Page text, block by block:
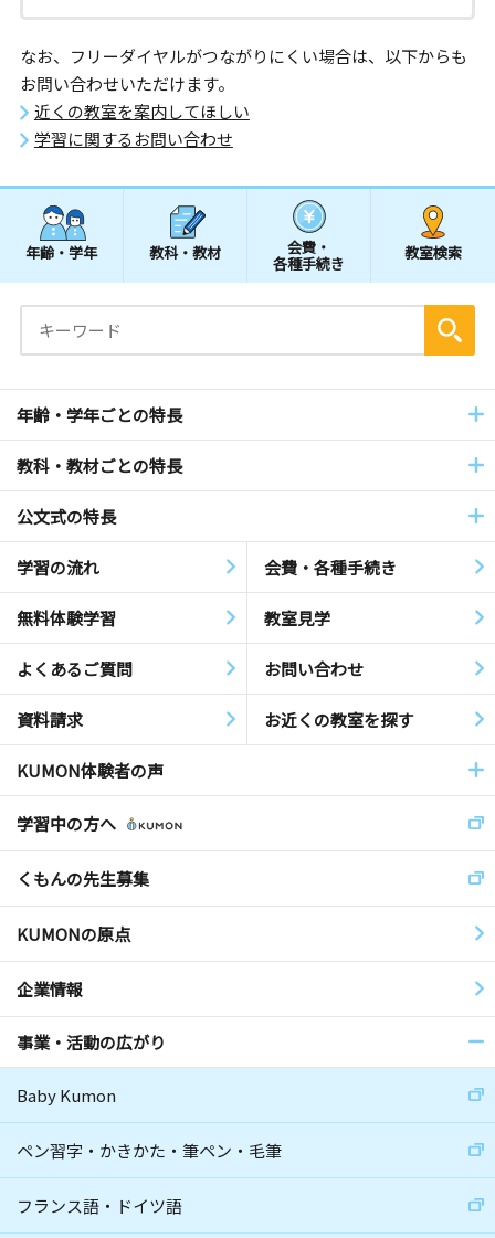
なお、フリーダイヤルがつながりにくい場合は、以下からも
お問い合わせいただけます。
近くの教室を案内してほしい
学習に関するお問い合わせ
年齢・学年 教科・教材 会費・
各種手続き
教室検索
年齢・学年ごとの特長
教科・教材ごとの特長
公文式の特長
学習の流れ 会費・各種手続き
無料体験学習 教室見学
よくあるご質問 お問い合わせ
資料請求 お近くの教室を探す
KUMON体験者の声
学習中の方へ
くもんの先生募集
KUMONの原点
企業情報
事業・活動の広がり
Baby Kumon
ペン習字・かきかた・筆ペン・毛筆
フランス語・ドイツ語